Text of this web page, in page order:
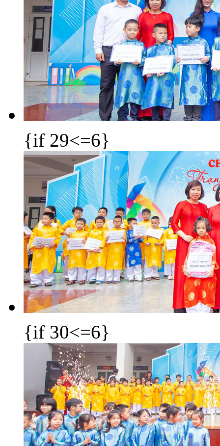
{if 29<=6}
{if 30<=6}